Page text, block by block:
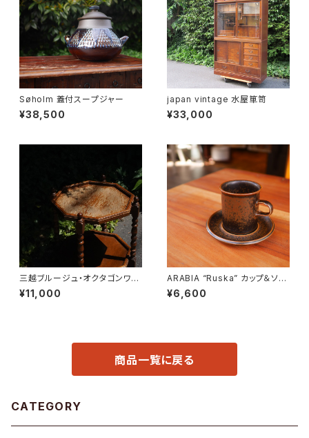
Søholm 蓋付スープジャー
¥38,500
japan vintage 水屋箪笥
¥33,000
三越ブルージュ・オクタゴンワゴ
ン
¥11,000
ARABIA “Ruska” カップ＆ソー
サー
¥6,600
商品一覧に戻る
CATEGORY